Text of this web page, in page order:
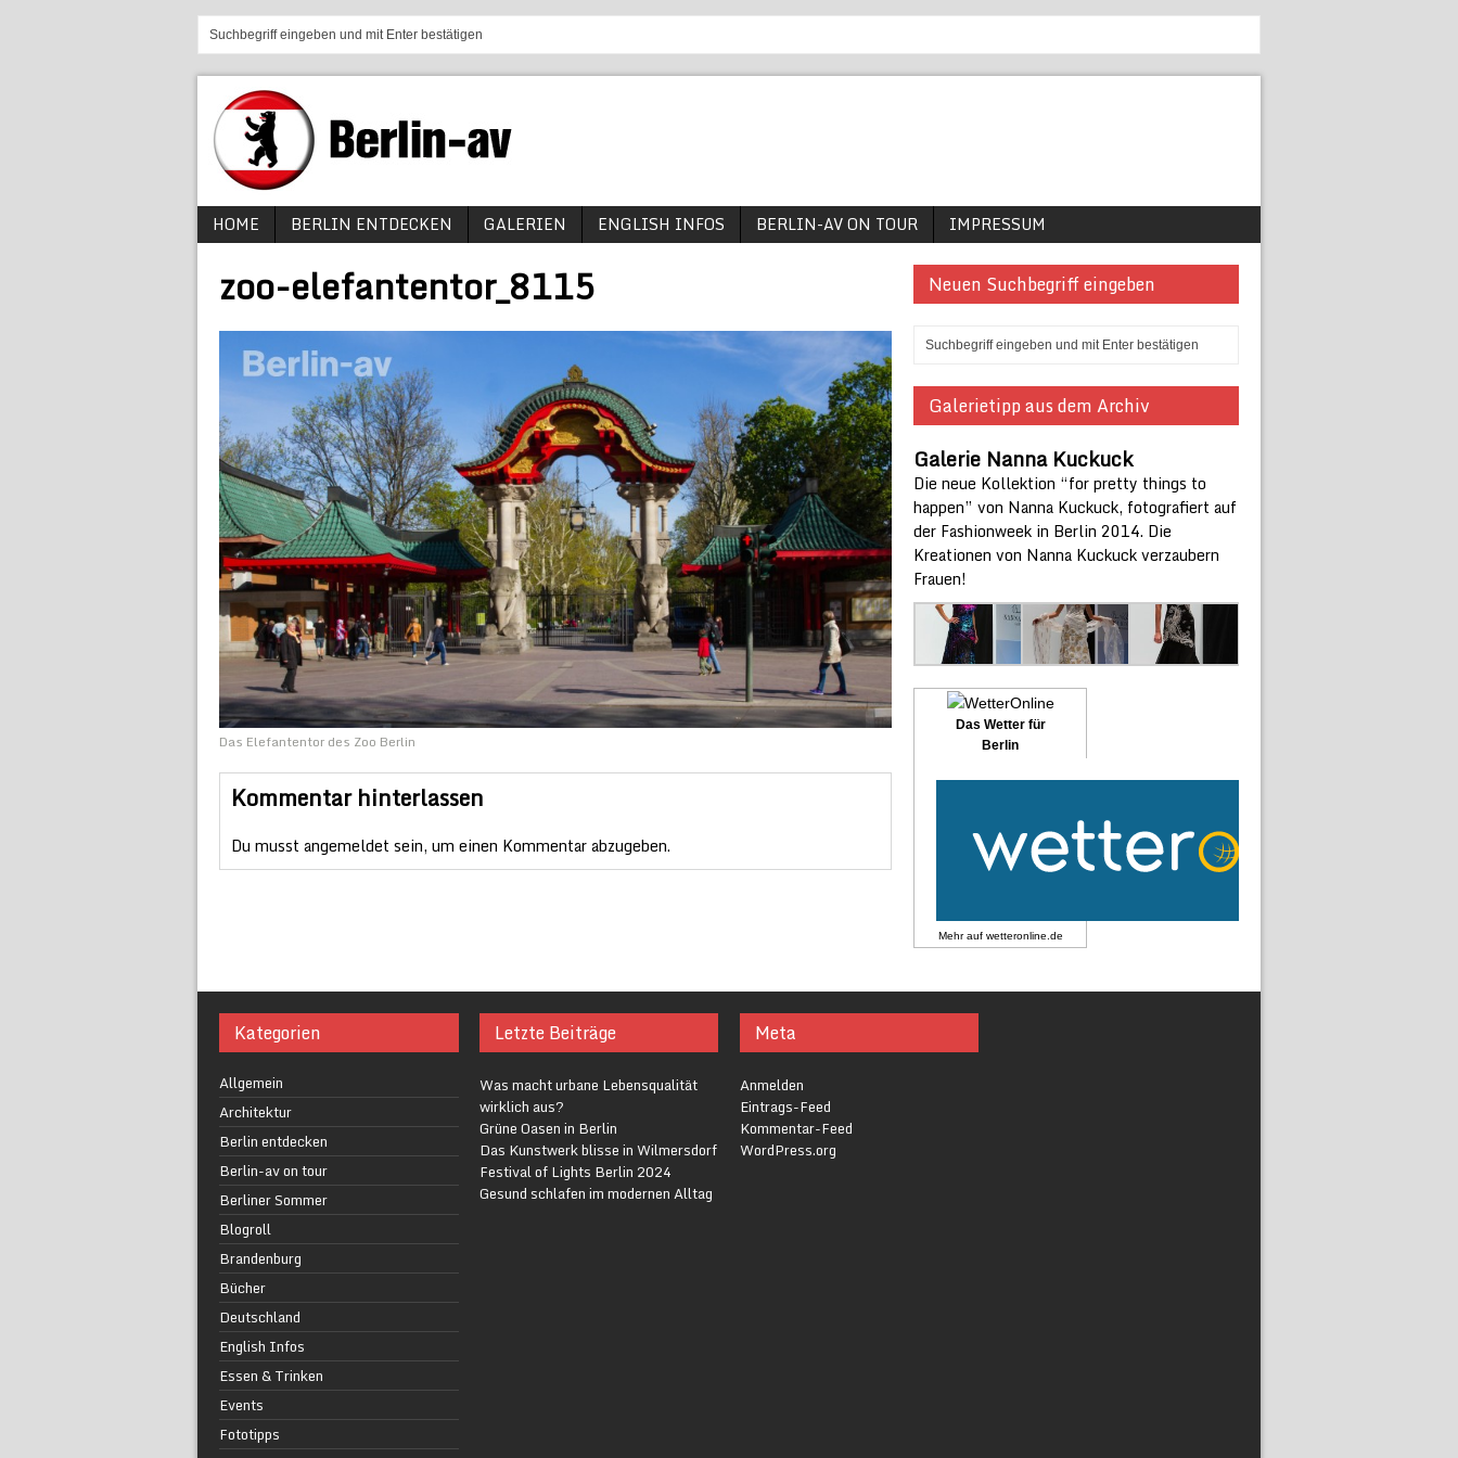
HOME BERLIN ENTDECKEN GALERIEN ENGLISH INFOS BERLIN-AV ON TOUR IMPRESSUM
zoo-elefantentor_8115
Das Elefantentor des Zoo Berlin
Kommentar hinterlassen
Du musst angemeldet sein, um einen Kommentar abzugeben.
Neuen Suchbegriff eingeben
Galerietipp aus dem Archiv
Galerie Nanna Kuckuck
Die neue Kollektion “for pretty things to
happen” von Nanna Kuckuck, fotografiert auf
der Fashionweek in Berlin 2014. Die
Kreationen von Nanna Kuckuck verzaubern
Frauen!
Das Wetter für
Berlin
Mehr auf wetteronline.de
Kategorien
Allgemein
Architektur
Berlin entdecken
Berlin-av on tour
Berliner Sommer
Blogroll
Brandenburg
Bücher
Deutschland
English Infos
Essen & Trinken
Events
Fototipps
Letzte Beiträge
Was macht urbane Lebensqualität
wirklich aus?
Grüne Oasen in Berlin
Das Kunstwerk blisse in Wilmersdorf
Festival of Lights Berlin 2024
Gesund schlafen im modernen Alltag
Meta
Anmelden
Eintrags-Feed
Kommentar-Feed
WordPress.org